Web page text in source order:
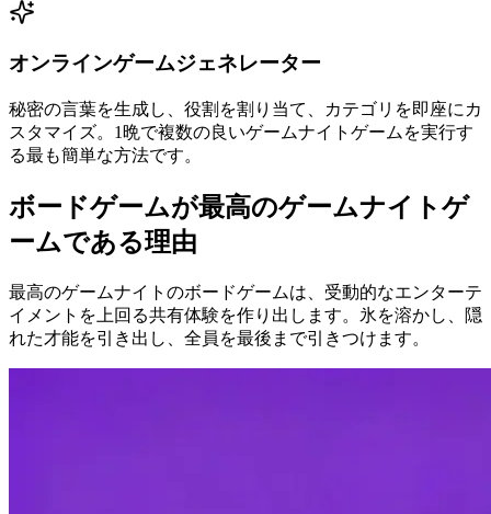
オンラインゲームジェネレーター
秘密の言葉を生成し、役割を割り当て、カテゴリを即座にカ
スタマイズ。1晩で複数の良いゲームナイトゲームを実行す
る最も簡単な方法です。
ボードゲームが最高のゲームナイトゲ
ームである理由
最高のゲームナイトのボードゲームは、受動的なエンターテ
イメントを上回る共有体験を作り出します。氷を溶かし、隠
れた才能を引き出し、全員を最後まで引きつけます。